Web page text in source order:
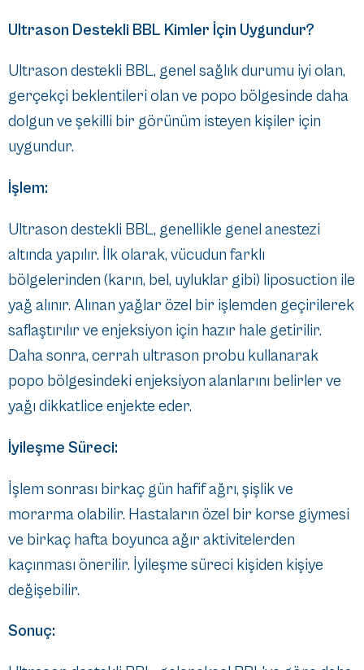
Ultrason Destekli BBL Kimler İçin Uygundur?
Ultrason destekli BBL, genel sağlık durumu iyi olan,
gerçekçi beklentileri olan ve popo bölgesinde daha
dolgun ve şekilli bir görünüm isteyen kişiler için
uygundur.
İşlem:
Ultrason destekli BBL, genellikle genel anestezi
altında yapılır. İlk olarak, vücudun farklı
bölgelerinden (karın, bel, uyluklar gibi) liposuction ile
yağ alınır. Alınan yağlar özel bir işlemden geçirilerek
saflaştırılır ve enjeksiyon için hazır hale getirilir.
Daha sonra, cerrah ultrason probu kullanarak
popo bölgesindeki enjeksiyon alanlarını belirler ve
yağı dikkatlice enjekte eder.
İyileşme Süreci:
İşlem sonrası birkaç gün hafif ağrı, şişlik ve
morarma olabilir. Hastaların özel bir korse giymesi
ve birkaç hafta boyunca ağır aktivitelerden
kaçınması önerilir. İyileşme süreci kişiden kişiye
değişebilir.
Sonuç: